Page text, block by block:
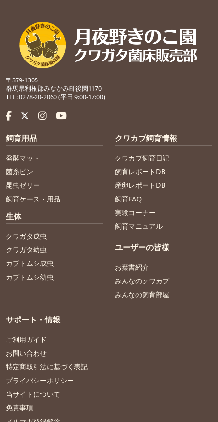
〒379-1305
群馬県利根郡みなかみ町後閑1170
TEL: 0278-20-2060 (平日 9:00-17:00)
飼育用品
発酵マット
菌糸ビン
昆虫ゼリー
飼育ケース・用品
生体
クワガタ成虫
クワガタ幼虫
カブトムシ成虫
カブトムシ幼虫
クワカブ飼育情報
クワカブ飼育日記
飼育レポートDB
産卵レポートDB
飼育FAQ
実験コーナー
飼育マニュアル
ユーザーの皆様
お葉書紹介
みんなのクワカブ
みんなの飼育部屋
サポート・情報
ご利用ガイド
お問い合わせ
特定商取引法に基づく表記
プライバシーポリシー
当サイトについて
免責事項